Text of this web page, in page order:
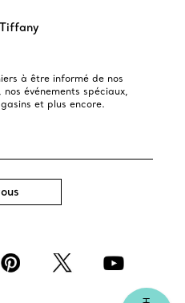
à être informé de nos
événements spéciaux,
et plus encore.